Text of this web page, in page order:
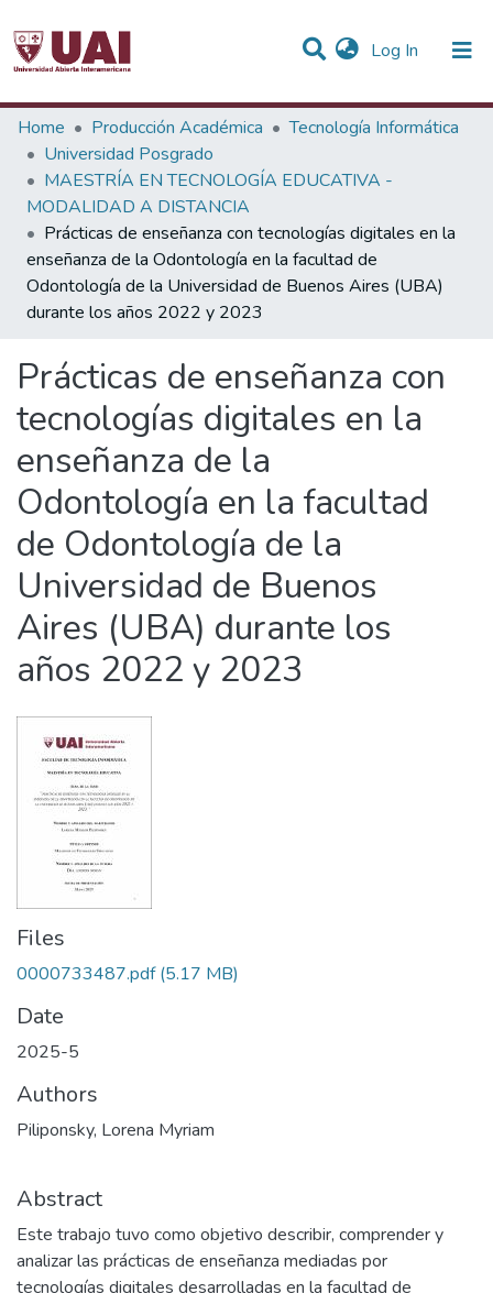
Log In (current)
Statistics
Communities & Collections
All of DSpace
Home Producción Académica
Tecnología Informática
Universidad Posgrado
MAESTRÍA EN TECNOLOGÍA EDUCATIVA -
MODALIDAD A DISTANCIA
Prácticas de enseñanza con tecnologías digitales en la
enseñanza de la Odontología en la facultad de
Odontología de la Universidad de Buenos Aires (UBA)
durante los años 2022 y 2023
Prácticas de enseñanza con
tecnologías digitales en la
enseñanza de la
Odontología en la facultad
de Odontología de la
Universidad de Buenos
Aires (UBA) durante los
años 2022 y 2023
Files
0000733487.pdf (5.17 MB)
Date
2025-5
Authors
Piliponsky, Lorena Myriam
Abstract
Este trabajo tuvo como objetivo describir, comprender y
analizar las prácticas de enseñanza mediadas por
tecnologías digitales desarrolladas en la facultad de